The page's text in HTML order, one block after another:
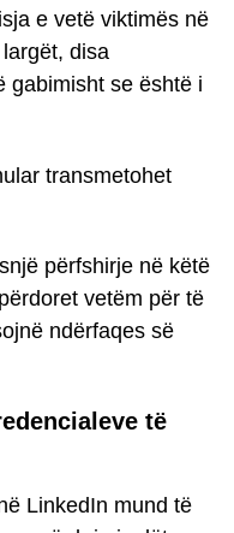
e vetë viktimës në
disa
gabimisht se është i
transmetohet
përfshirje në këtë
vetëm për të
ndërfaqes së
të
LinkedIn mund të